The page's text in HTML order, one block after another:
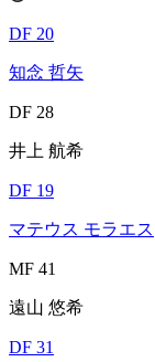
DF 20
知念 哲矢
DF 28
井上 航希
DF 19
マテウス モラエス
MF 41
遠山 悠希
DF 31